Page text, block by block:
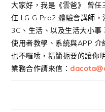
大家好，我是《雲爸》 曾
任 LG G Pro2 體驗會講師
3C、生活、以及生活大小
使用者教學、系統與APP
也不囉嗦，精簡扼要的讓你
業務合作請來信：